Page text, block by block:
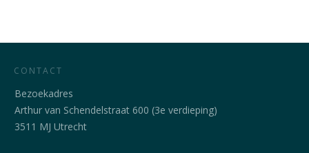
CONTACT
Bezoekadres
Arthur van Schendelstraat 600 (3e verdieping)
3511 MJ Utrecht